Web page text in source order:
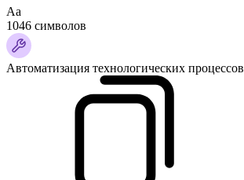
Аа
1046 символов
Автоматизация технологических процессов